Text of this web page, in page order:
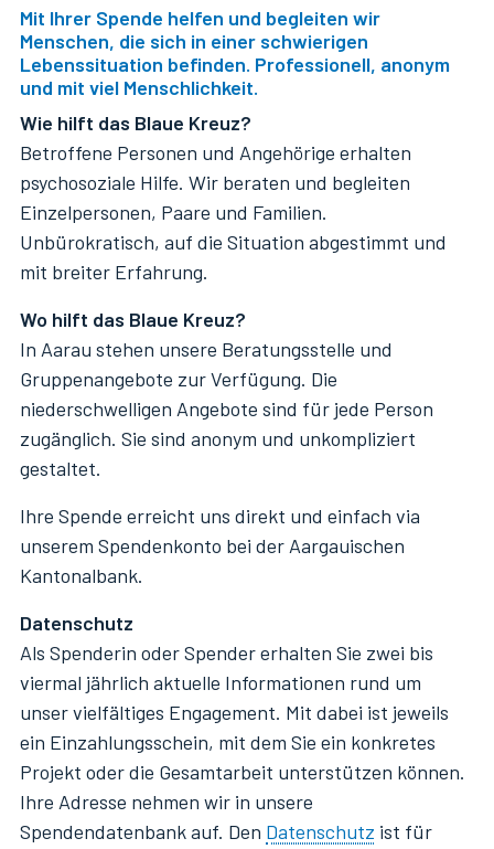
Mit Ihrer Spende helfen und begleiten wir
Menschen, die sich in einer schwierigen
Lebenssituation befinden. Professionell, anonym
und mit viel Menschlichkeit.
Wie hilft das Blaue Kreuz?
Betroffene Personen und Angehörige erhalten
psychosoziale Hilfe. Wir beraten und begleiten
Einzelpersonen, Paare und Familien.
Unbürokratisch, auf die Situation abgestimmt und
mit breiter Erfahrung.
Wo hilft das Blaue Kreuz?
In Aarau stehen unsere Beratungsstelle und
Gruppenangebote zur Verfügung. Die
niederschwelligen Angebote sind für jede Person
zugänglich. Sie sind anonym und unkompliziert
gestaltet.
Ihre Spende erreicht uns direkt und einfach via
unserem Spendenkonto bei der Aargauischen
Kantonalbank.
Datenschutz
Als Spenderin oder Spender erhalten Sie zwei bis
viermal jährlich aktuelle Informationen rund um
unser vielfältiges Engagement. Mit dabei ist jeweils
ein Einzahlungsschein, mit dem Sie ein konkretes
Projekt oder die Gesamtarbeit unterstützen können.
Ihre Adresse nehmen wir in unsere
Spendendatenbank auf. Den Datenschutz ist für